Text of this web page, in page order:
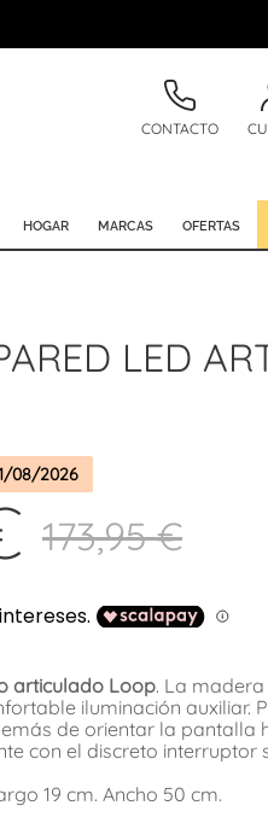
CONTACTO
HOGAR MARCAS OFERTAS
LED
08/2026
173,95 €
articulado Loop. La
iluminación auxiliar.
de orientar la pantalla
con el discreto interruptor
19 cm. Ancho 50 cm.